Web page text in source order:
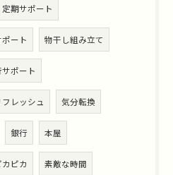
定期サポート
ート 物干し組み立て
ポート
レッシュ 気分転換
銀行 本屋
ピカ 素敵な時間